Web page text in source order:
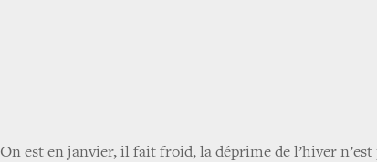
On est en janvier, il fait froid, la déprime de l’hiver n’est